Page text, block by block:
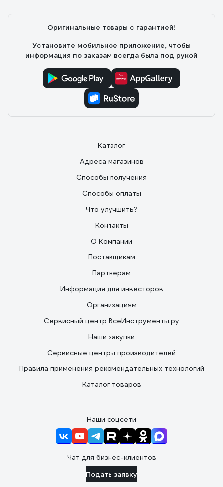
Оригинальные товары с гарантией!
Установите мобильное приложение, чтобы
информация по заказам всегда была под рукой
Каталог
Адреса магазинов
Способы получения
Способы оплаты
Что улучшить?
Контакты
О Компании
Поставщикам
Партнерам
Информация для инвесторов
Организациям
Сервисный центр ВсеИнструменты.ру
Наши закупки
Сервисные центры производителей
Правила применения рекомендательных технологий
Каталог товаров
Наши соцсети
Чат для бизнес-клиентов
Подать заявку